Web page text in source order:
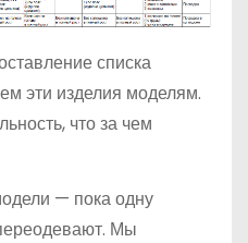
списка
эти изделия моделям.
что за чем
— пока одну
Мы